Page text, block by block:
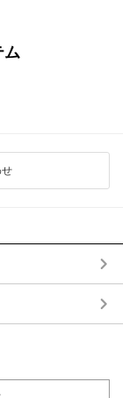
ム